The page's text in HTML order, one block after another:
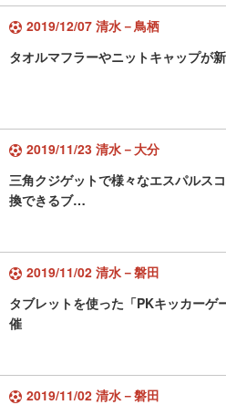
2019/12/07 清水－鳥栖
タオルマフラーやニットキャップが
2019/11/23 清水－大分
三角クジゲットで様々なエスパルス
換できるブ…
2019/11/02 清水－磐田
タブレットを使った「PKキッカーゲ
催
2019/11/02 清水－磐田